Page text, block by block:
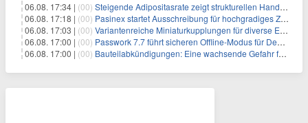
06.08. 17:34 | (00) Steigende Adipositasrate zeigt strukturellen Handlungsbedarf bei der Ernährung schulpflichtiger Kinder
06.08. 17:18 | (00) Pasinex startet Ausschreibung für hochgradiges Zinksulfidkonzentrat mit Germanium- und Silbergehalten und stellt ein Betriebsupdate bereit
06.08. 17:03 | (00) Variantenreiche Miniaturkupplungen für diverse Einsatzbereiche
06.08. 17:00 | (00) Passwork 7.7 führt sicheren Offline-Modus für Desktop- und Mobile-Apps ein
06.08. 17:00 | (00) Bauteilabkündigungen: Eine wachsende Gefahr für industrielle Elektroniksysteme